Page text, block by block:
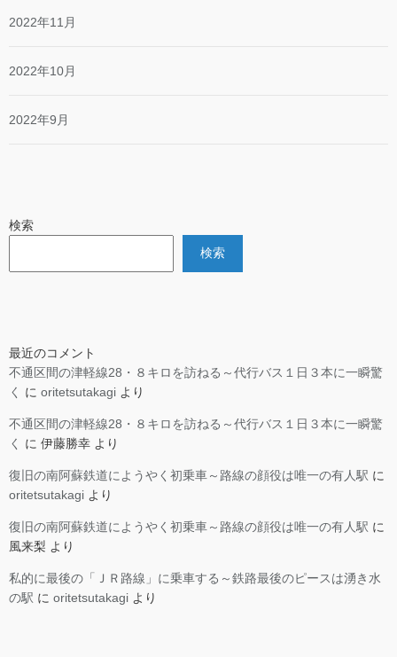
2022年11月
2022年10月
2022年9月
検索
検索
最近のコメント
不通区間の津軽線28・８キロを訪ねる～代行バス１日３本に一瞬驚
く
に oritetsutakagi より
不通区間の津軽線28・８キロを訪ねる～代行バス１日３本に一瞬驚
く
に 伊藤勝幸 より
復旧の南阿蘇鉄道にようやく初乗車～路線の顔役は唯一の有人駅 に
oritetsutakagi より
復旧の南阿蘇鉄道にようやく初乗車～路線の顔役は唯一の有人駅 に
風来梨 より
私的に最後の「ＪＲ路線」に乗車する～鉄路最後のピースは湧き水
の駅 に oritetsutakagi より